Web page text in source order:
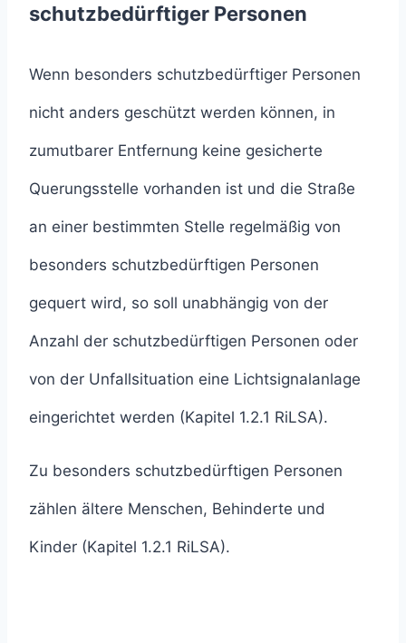
schutzbedürftiger Personen
Wenn besonders schutzbedürftiger Personen
nicht anders geschützt werden können, in
zumutbarer Entfernung keine gesicherte
Querungsstelle vorhanden ist und die Straße
an einer bestimmten Stelle regelmäßig von
besonders schutzbedürftigen Personen
gequert wird, so soll unabhängig von der
Anzahl der schutzbedürftigen Personen oder
von der Unfallsituation eine Lichtsignalanlage
eingerichtet werden (Kapitel 1.2.1 RiLSA).
Zu besonders schutzbedürftigen Personen
zählen ältere Menschen, Behinderte und
Kinder (Kapitel 1.2.1 RiLSA).